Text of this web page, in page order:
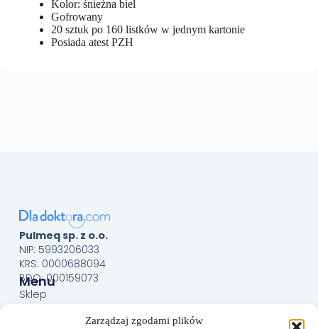
Zarządzaj zgodami plików
Kolor: śnieżna biel
Gofrowany
20 sztuk po 160 listków w jednym kartonie
Posiada atest PZH
Pulmeq sp. z o.o.
NIP: 5993206033
KRS: 0000688094
BDO: 000159073
Menu
Sklep